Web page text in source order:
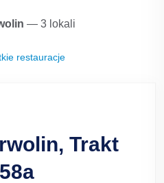
— 3 lokali
restauracje
Trakt